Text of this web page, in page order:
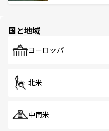
で、ホーカーズは地
国と地域
ヨーロッパ
北米
中南米